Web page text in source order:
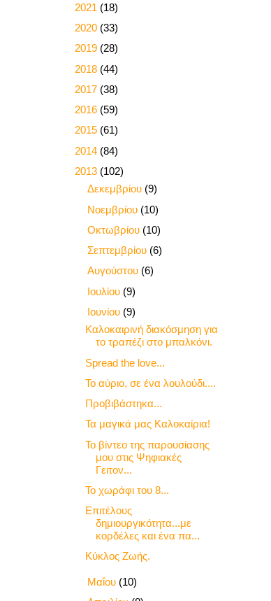
2021 (18)
2020 (33)
2019 (28)
2018 (44)
2017 (38)
2016 (59)
2015 (61)
2014 (84)
2013 (102)
Δεκεμβρίου (9)
Νοεμβρίου (10)
Οκτωβρίου (10)
Σεπτεμβρίου (6)
Αυγούστου (6)
Ιουλίου (9)
Ιουνίου (9)
Καλοκαιρινή διακόσμηση για
το τραπέζι στο μπαλκόνι.
Spread the love...
Το αύριο, σε ένα λουλούδι....
Προβιβάστηκα...
Τα μαγικά μας Καλοκαίρια!
Το βίντεο της παρουσίασης
μου στις Ψηφιακές
Γειτον...
Το χωράφι του 8...
Επιτέλους
δημιουργικότητα...με
κορδέλες και ένα πα...
Κύκλος Ζωής.
Μαΐου (10)